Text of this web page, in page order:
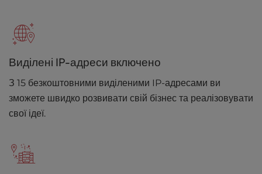
Виділені IP-адреси включено
З 15 безкоштовними виділеними IP-адресами ви
зможете швидко розвивати свій бізнес та реалізовувати
свої ідеї.